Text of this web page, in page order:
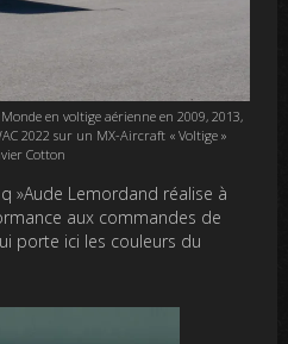
en voltige aérienne en 2009, 2013,
2022 sur un MX-Aircraft « Voltige »
Cotton
»Aude Lemordand réalise à
aux commandes de
porte ici les couleurs du